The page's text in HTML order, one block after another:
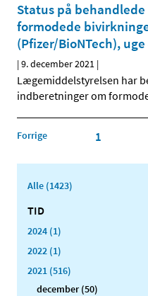
Status på
formodede
(Pfizer/BioNTech), uge
|9. december 2021 |
Lægemiddelstyrelsen har
indberetninger om
Forrige 1
Alle (1423)
TID
2024 (1)
2022 (1)
2021 (516)
december (50)